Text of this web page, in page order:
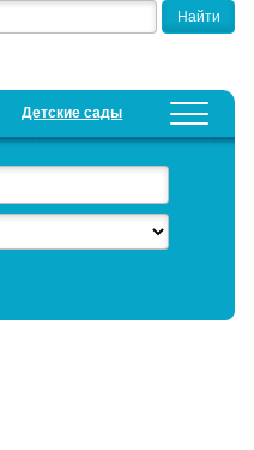
Детские сады
новость